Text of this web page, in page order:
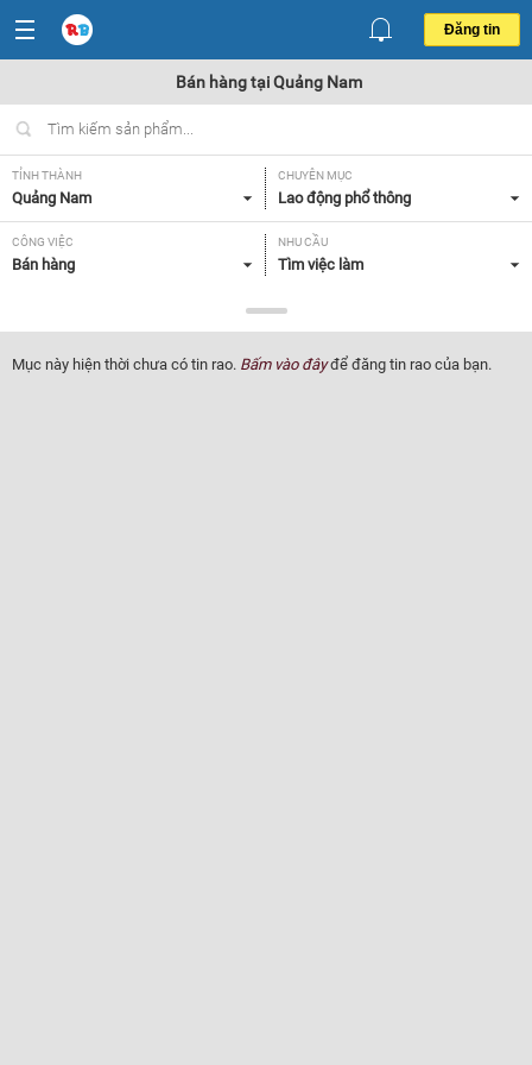
Đăng tin
Bán hàng tại Quảng Nam
TỈNH THÀNH
Quảng Nam
CHUYÊN MỤC
Lao động phổ thông
CÔNG VIỆC
Bán hàng
NHU CẦU
Tìm việc làm
Tất cả
Mục này hiện thời chưa có tin rao. Bấm vào đâyđể đăng tin rao của bạn.